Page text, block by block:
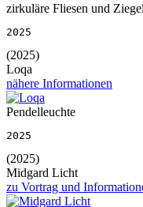
zirkuläre Fliesen und
2025
(2025)
Loqa
nähere Informationen
Pendelleuchte
2025
(2025)
Midgard Licht
zu Vortrag und